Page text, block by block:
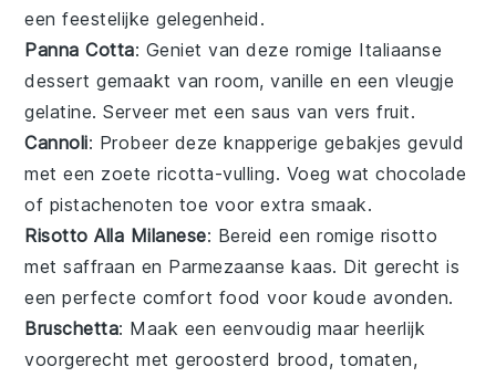
een feestelijke gelegenheid.
Panna Cotta: Geniet van deze romige Italiaanse
dessert gemaakt vanroom,vanille en een vleugje
gelatine. Serveer met een saus van versfruit.
Cannoli: Probeer deze knapperige gebakjes gevuld
met een zoetericotta-vulling. Voeg watchocolade
of pistachenoten toe voor extra smaak.
Risotto Alla Milanese: Bereid een romige risotto
metsaffraan en Parmezaanse kaas. Dit gerecht is
een perfecte comfort food voor koude avonden.
Bruschetta: Maak een eenvoudig maar heerlijk
voorgerecht met geroosterd brood,tomaten,